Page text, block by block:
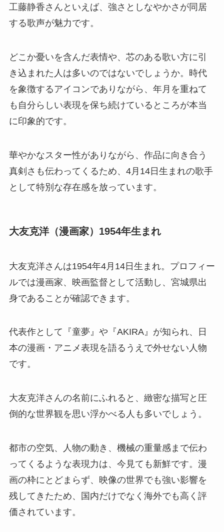
工藤静香さんといえば、強さとしなやかさが同居
する歌声が魅力です。
どこか憂いを含んだ表情や、芯のある歌い方に引
き込まれた人は多いのではないでしょうか。時代
を象徴するアイコンでありながら、年月を重ねて
も自分らしい表現を保ち続けているところが本当
に印象的です。
華やかなスター性がありながら、作品に向き合う
真剣さも伝わってくるため、4月14日生まれの歌手
として特別な存在感を放っています。
大友克洋（漫画家）1954年生まれ
大友克洋さんは1954年4月14日生まれ。プロフィー
ルでは漫画家、映画監督として活動し、宮城県出
身であることが確認できます。
代表作として『童夢』や『AKIRA』が知られ、日
本の漫画・アニメ表現を語るうえで外せない人物
です。
大友克洋さんの名前にふれると、緻密な描写と圧
倒的な世界観を思い浮かべる人も多いでしょう。
都市の空気、人物の動き、機械の重量感まで伝わ
ってくるような表現力は、今見ても新鮮です。漫
画の枠にとどまらず、映像の世界でも強い影響を
残してきたため、国内だけでなく海外でも高く評
価されています。